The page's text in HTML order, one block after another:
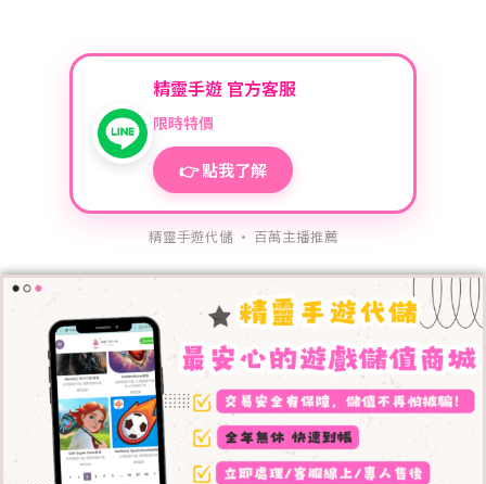
精靈手遊 官方客服
限時特價
👉 點我了解
精靈手遊代儲 · 百萬主播推薦